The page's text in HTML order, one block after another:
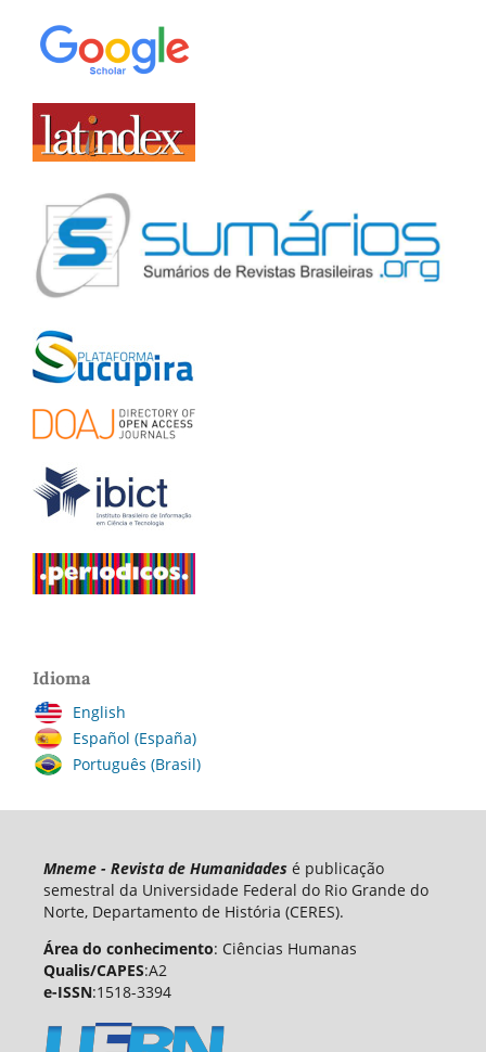
Idioma
English
Español (España)
Português (Brasil)
Mneme - Revista de Humanidades é publicação
semestral da Universidade Federal do Rio Grande do
Norte, Departamento de História (CERES).
Área do conhecimento: Ciências Humanas
Qualis/CAPES:A2
e-ISSN:1518-3394